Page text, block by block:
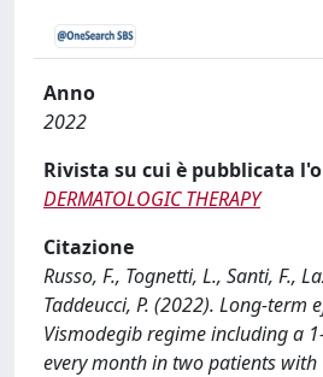
Anno
2022
Rivista su cui è pubblicata
DERMATOLOGIC THERAPY
Citazione
Russo, F., Tognetti, L., Santi, F.,
Taddeucci, P. (2022). Long-term
Vismodegib regime including a
every month in two patients with